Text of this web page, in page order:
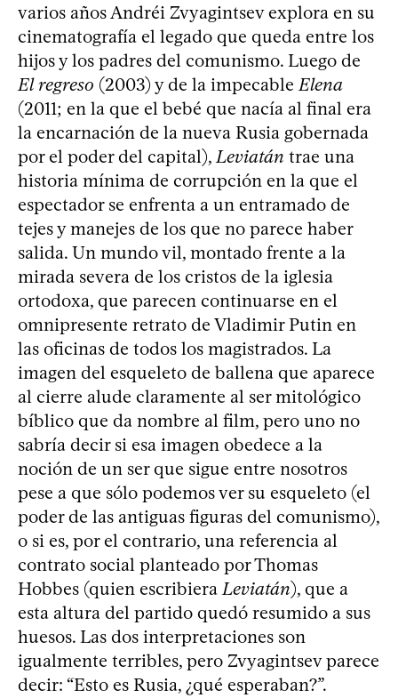
varios años Andréi Zvyagintsev explora en su
cinematografía el legado que queda entre los
hijos y los padres del comunismo. Luego de
El regreso (2003) y de la impecable Elena
(2011; en la que el bebé que nacía al final era
la encarnación de la nueva Rusia gobernada
por el poder del capital), Leviatán trae una
historia mínima de corrupción en la que el
espectador se enfrenta a un entramado de
tejes y manejes de los que no parece haber
salida. Un mundo vil, montado frente a la
mirada severa de los cristos de la iglesia
ortodoxa, que parecen continuarse en el
omnipresente retrato de Vladimir Putin en
las oficinas de todos los magistrados. La
imagen del esqueleto de ballena que aparece
al cierre alude claramente al ser mitológico
bíblico que da nombre al film, pero uno no
sabría decir si esa imagen obedece a la
noción de un ser que sigue entre nosotros
pese a que sólo podemos ver su esqueleto (el
poder de las antiguas figuras del comunismo),
o si es, por el contrario, una referencia al
contrato social planteado por Thomas
Hobbes (quien escribiera Leviatán), que a
esta altura del partido quedó resumido a sus
huesos. Las dos interpretaciones son
igualmente terribles, pero Zvyagintsev parece
decir: “Esto es Rusia, ¿qué esperaban?”.